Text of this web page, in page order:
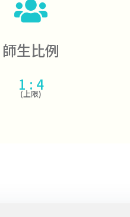
師生比例
1 : 4
(上限)